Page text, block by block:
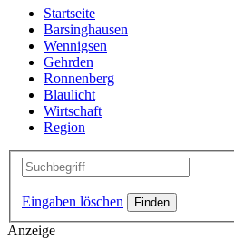
Startseite
Barsinghausen
Wennigsen
Gehrden
Ronnenberg
Blaulicht
Wirtschaft
Region
Eingaben löschen
Anzeige